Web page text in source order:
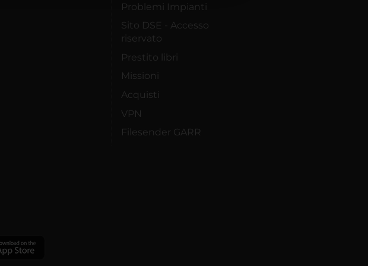
Problemi Impianti
Sito DSE - Accesso
riservato
Prestito libri
Missioni
Acquisti
VPN
Filesender GARR